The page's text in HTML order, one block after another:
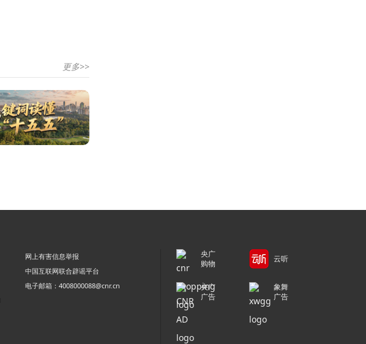
更多>>
网上有害信息举报
中国互联网联合辟谣平台
电子邮箱：4008000088@cnr.cn
央广
购物
云听
央广
广告
象舞
广告